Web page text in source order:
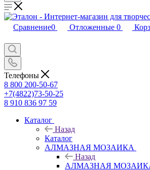
Сравнение0 Отложенные 0
Телефоны
8 800 200-50-67
+7(4822)73-50-25
8 910 836 97 59
Каталог
Назад
Каталог
АЛМАЗНАЯ МОЗАИКА
Назад
АЛМАЗНАЯ